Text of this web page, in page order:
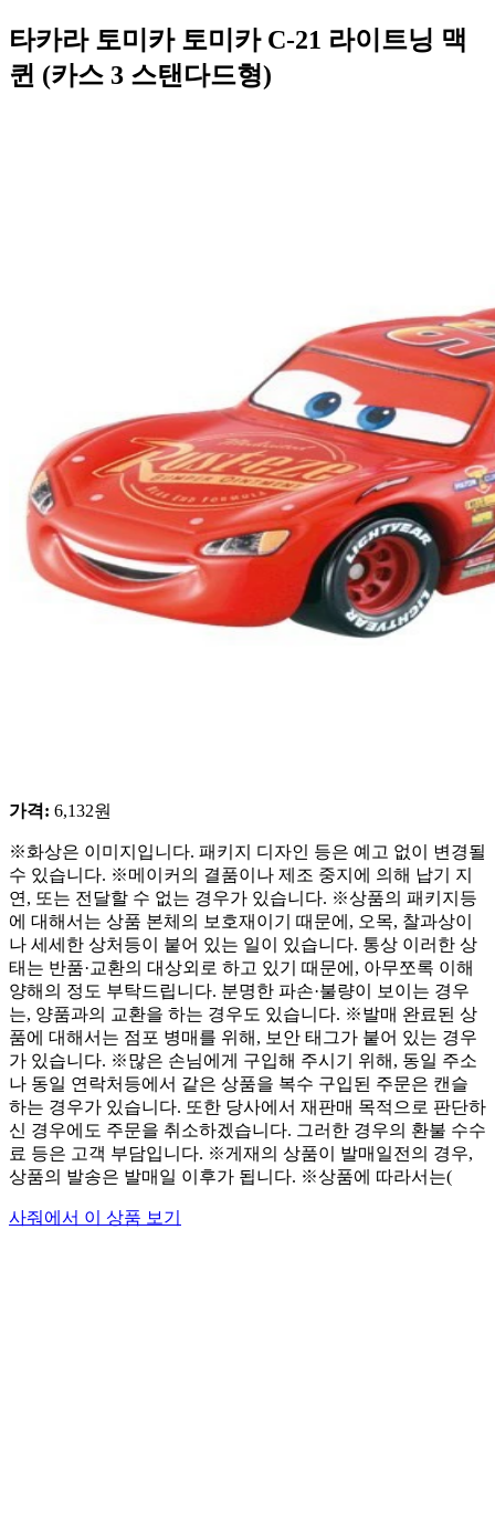
타카라 토미카 토미카 C-21 라이트닝 맥
퀸 (카스 3 스탠다드형)
가격: 6,132원
※화상은 이미지입니다. 패키지 디자인 등은 예고 없이 변경될
수 있습니다. ※메이커의 결품이나 제조 중지에 의해 납기 지
연, 또는 전달할 수 없는 경우가 있습니다. ※상품의 패키지등
에 대해서는 상품 본체의 보호재이기 때문에, 오목, 찰과상이
나 세세한 상처등이 붙어 있는 일이 있습니다. 통상 이러한 상
태는 반품·교환의 대상외로 하고 있기 때문에, 아무쪼록 이해
양해의 정도 부탁드립니다. 분명한 파손·불량이 보이는 경우
는, 양품과의 교환을 하는 경우도 있습니다. ※발매 완료된 상
품에 대해서는 점포 병매를 위해, 보안 태그가 붙어 있는 경우
가 있습니다. ※많은 손님에게 구입해 주시기 위해, 동일 주소
나 동일 연락처등에서 같은 상품을 복수 구입된 주문은 캔슬
하는 경우가 있습니다. 또한 당사에서 재판매 목적으로 판단하
신 경우에도 주문을 취소하겠습니다. 그러한 경우의 환불 수수
료 등은 고객 부담입니다. ※게재의 상품이 발매일전의 경우,
상품의 발송은 발매일 이후가 됩니다. ※상품에 따라서는(
사줘에서 이 상품 보기